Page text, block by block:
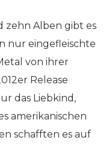
zehn Alben gibt es
nur eingefleischte
von ihrer
Release
das Liebkind,
amerikanischen
schafften es auf